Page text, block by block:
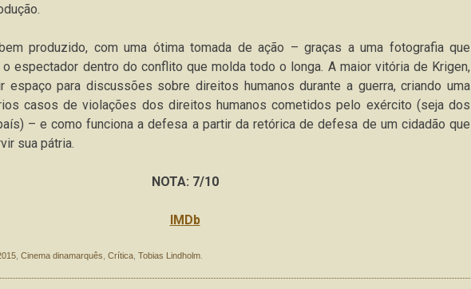
produzido, com uma ótima tomada de ação – graças a uma fotografia que
espectador dentro do conflito que molda todo o longa. A maior vitória de Krigen,
espaço para discussões sobre direitos humanos durante a guerra, criando uma
casos de violações dos direitos humanos cometidos pelo exército (seja dos
– e como funciona a defesa a partir da retórica de defesa de um cidadão que
sua pátria.
NOTA: 7/10
IMDb
Cinema dinamarquês Crítica Tobias Lindholm